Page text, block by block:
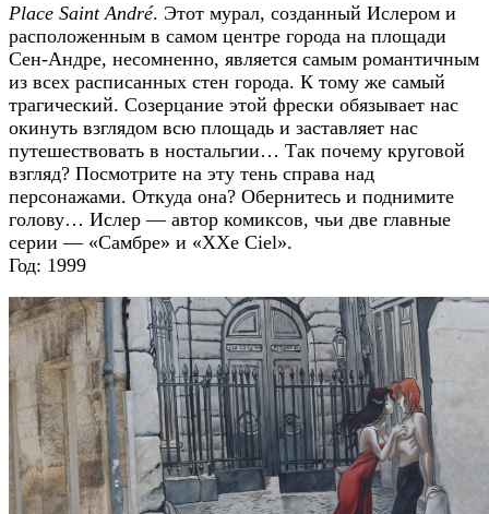
Place Saint André. Этот мурал, созданный Ислером и
расположенным в самом центре города на площади
Сен-Андре, несомненно, является самым романтичным
из всех расписанных стен города. К тому же самый
трагический. Созерцание этой фрески обязывает нас
окинуть взглядом всю площадь и заставляет нас
путешествовать в ностальгии… Так почему круговой
взгляд? Посмотрите на эту тень справа над
персонажами. Откуда она? Обернитесь и поднимите
голову… Ислер — автор комиксов, чьи две главные
серии — «Самбре» и «XXe Ciel».
Год: 1999